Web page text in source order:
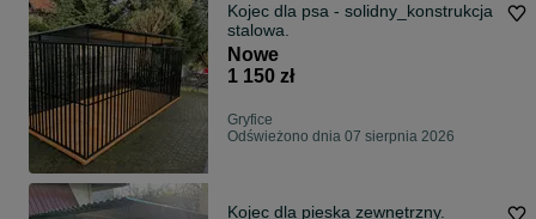
Kojec dla psa - solidny_konstrukcja
stalowa.
Nowe
1 150 zł
Gryfice
Odświeżono dnia 07 sierpnia 2026
Kojec dla pieska zewnętrzny.